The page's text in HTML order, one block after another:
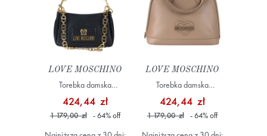
LOVE MOSCHINO
Torebka damska
JC4167PP1OL12 Czarny
424,44 zł
1 179,00 zł - 64%off
LOVE MOSCHINO
Torebka damska
JC4100PP1OLL0 Beżowy
424,44 zł
1 179,00 zł - 64%off